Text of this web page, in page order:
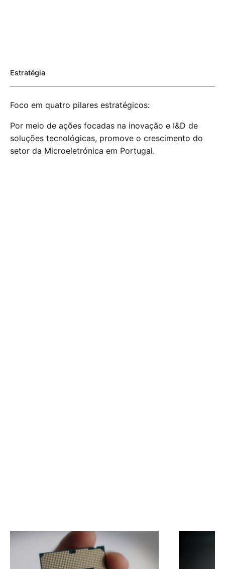
Estratégia
Foco em quatro pilares estratégicos:
Por meio de ações focadas na inovação e I&D de
soluções tecnológicas, promove o crescimento do
setor da Microeletrónica em Portugal.